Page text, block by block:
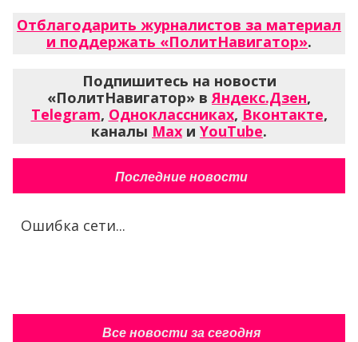
Отблагодарить журналистов за материал
и поддержать «ПолитНавигатор».
Подпишитесь на новости
«ПолитНавигатор» в Яндекс.Дзен,
Telegram, Одноклассниках, Вконтакте,
каналы Max и YouTube.
Последние новости
Ошибка сети...
Все новости за сегодня